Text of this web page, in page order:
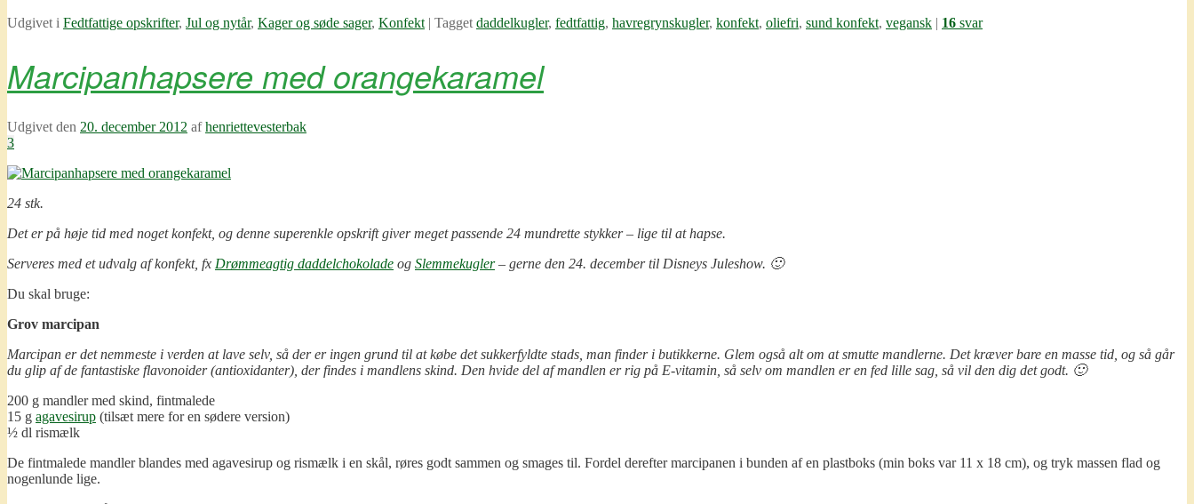
Udgivet i Fedtfattige opskrifter, Jul og nytår, Kager og søde sager, Konfekt | Tagget daddelkugler, fedtfattig, havregrynskugler, konfekt, oliefri, sund konfekt, vegansk | 16 svar
Marcipanhapsere med orangekaramel
Udgivet den 20. december 2012 afhenriettevesterbak
3
24 stk.
Det er på høje tid med noget konfekt, og denne superenkle opskrift giver meget passende 24 mundrette stykker – lige til at hapse.
Serveres med et udvalg af konfekt, fx Drømmeagtig daddelchokolade og Slemmekugler– gerne den 24. december til Disneys Juleshow. 🙂
Du skal bruge:
Grov marcipan
Marcipan er det nemmeste i verden at lave selv, så der er ingen grund til at købe det sukkerfyldte stads, man finder i butikkerne. Glem også alt om at smutte mandlerne. Det kræver bare en masse tid, og så går
du glip af de fantastiske flavonoider (antioxidanter), der findes i mandlens skind. Den hvide del af mandlen er rig på E-vitamin, så selv om mandlen er en fed lille sag, så vil den dig det godt. 🙂
200 g mandler med skind, fintmalede
15 g agavesirup (tilsæt mere for en sødere version)
½ dl rismælk
De fintmalede mandler blandes med agavesirup og rismælk i en skål, røres godt sammen og smages til. Fordel derefter marcipanen i bunden af en plastboks (min boks var 11 x 18 cm), og tryk massen flad og
nogenlunde lige.